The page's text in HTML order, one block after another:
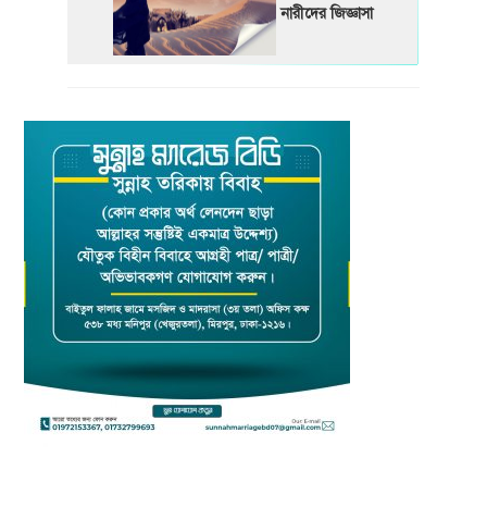
নারীদের জিজ্ঞাসা